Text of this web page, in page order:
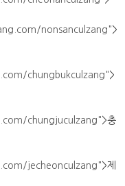
nonsanculzang">
chungbukculzang">
chungjuculzang">충
jecheonculzang">제